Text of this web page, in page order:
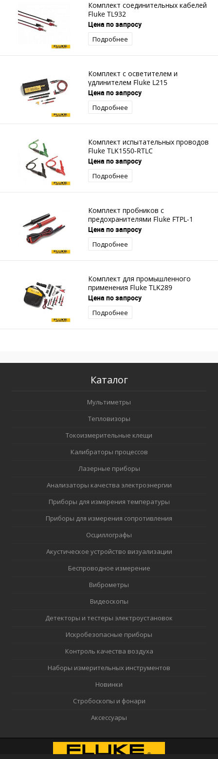
Комплект соединительных кабелей
Fluke TL932
Цена по запросу
Подробнее
Комплект с осветителем и
удлинителем Fluke L215
Цена по запросу
Подробнее
Комплект испытательных проводов
Fluke TLK1550-RTLC
Цена по запросу
Подробнее
Комплект пробников с
предохранителями Fluke FTPL-1
Цена по запросу
Подробнее
Комплект для промышленного
применения Fluke TLK289
Цена по запросу
Подробнее
Каталог
Мультиметры
Тепловизоры
Токоизмерительные клещи
Калибраторы процессов
Лазерные приборы
Анализаторы качества электроэнергии
Приборы для измерения температуры
Приборы для измерения сопротивления
Осциллографы
Акустическое устройство визуализации
Беспроводное измерение
Виброметры
Видеоскопы
Детекторы и тестеры электроустановок
Искробезопасные приборы
Контроль качества воздуха
Наборы измерительных инструментов
Новинки
Стробоскопы и фонари
Аксессуары